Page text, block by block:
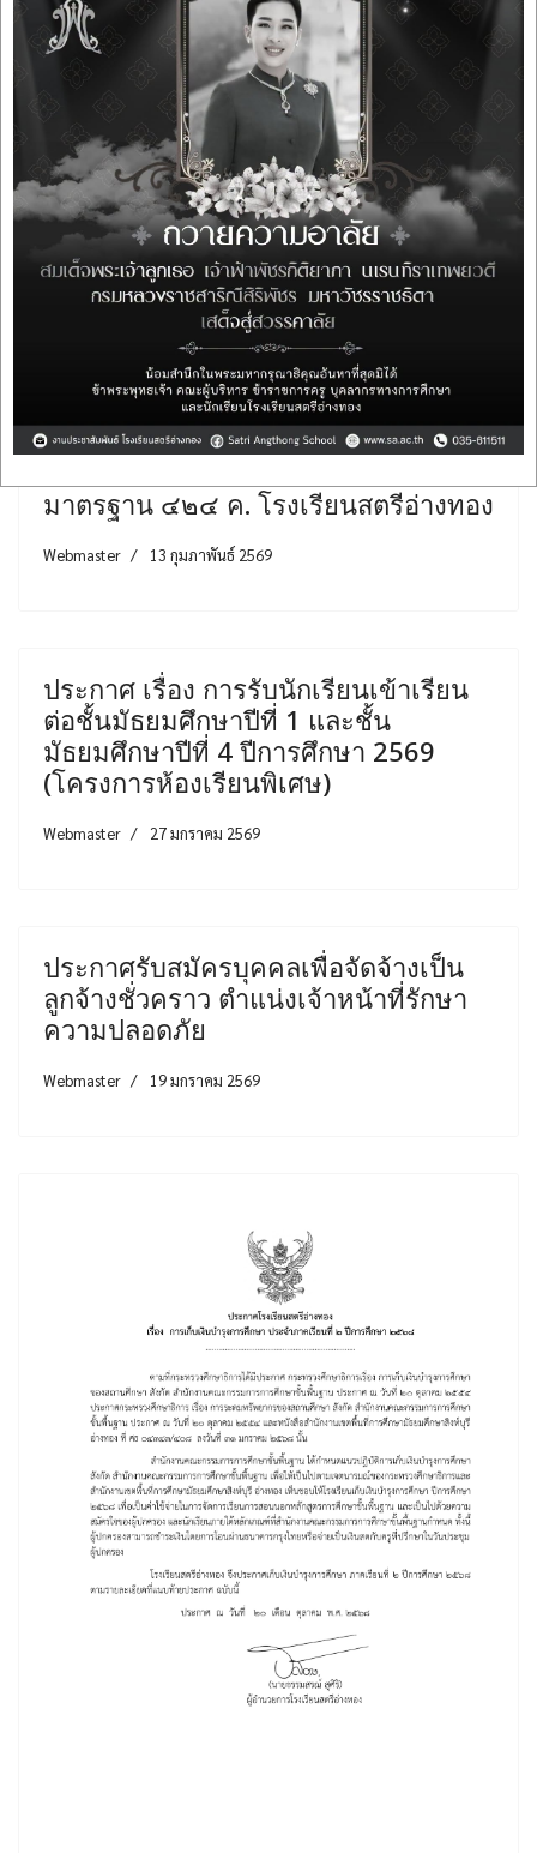
ประกาศสำนักงานเขตพื้นที่การศึกษา
มัธยมศึกษาสิงห์บุรี อ่างทอง เรื่อง แก้ไข
มาตรฐาน ๔๒๔ ค. โรงเรียนสตรีอ่างทอง
Webmaster 13 กุมภาพันธ์ 2569
ประกาศ เรื่อง การรับนักเรียนเข้าเรียน
ต่อชั้นมัธยมศึกษาปีที่ 1 และชั้น
มัธยมศึกษาปีที่ 4 ปีการศึกษา 2569
(โครงการห้องเรียนพิเศษ)
Webmaster 27 มกราคม 2569
ประกาศรับสมัครบุคคลเพื่อจัดจ้างเป็น
ลูกจ้างชั่วคราว ตำแน่งเจ้าหน้าที่รักษา
ความปลอดภัย
Webmaster 19 มกราคม 2569